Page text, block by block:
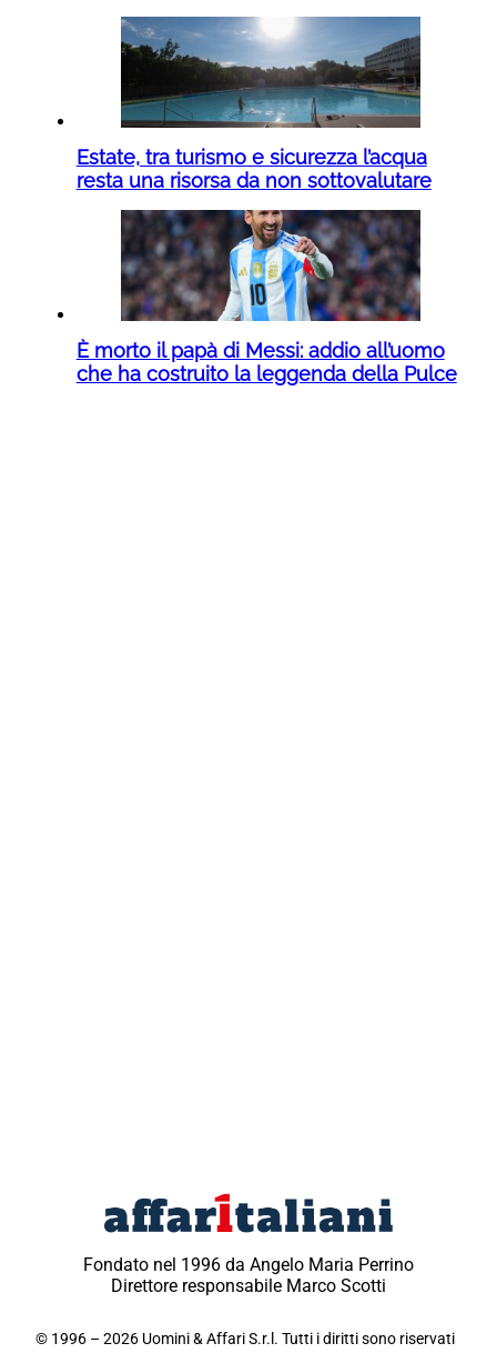
Estate, tra turismo e sicurezza l’acqua
resta una risorsa da non sottovalutare
È morto il papà di Messi: addio all’uomo
che ha costruito la leggenda della Pulce
Fondato nel 1996 da Angelo Maria Perrino
Direttore responsabile Marco Scotti
© 1996 – 2026 Uomini & Affari S.r.l. Tutti i diritti sono riservati